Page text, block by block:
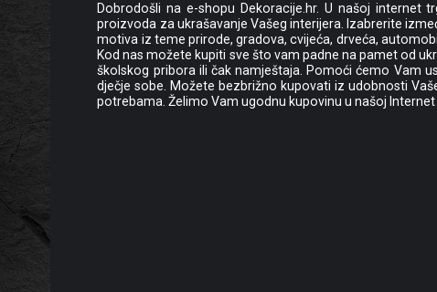
Dobrodošli na e-shopu Dekoracije.hr. U našoj internet
proizvoda za ukrašavanje Vašeg interijera. Izabrerite
motiva iz teme prirode, gradova, cvijeća, drveća,
Kod nas možete kupiti sve što vam padne na pamet od
školskog pribora ili čak namještaja. Pomoći ćemo Vam
dječje sobe. Možete bezbrižno kupovati iz udobnosti
potrebama. Želimo Vam ugodnu kupovinu u našoj Internet